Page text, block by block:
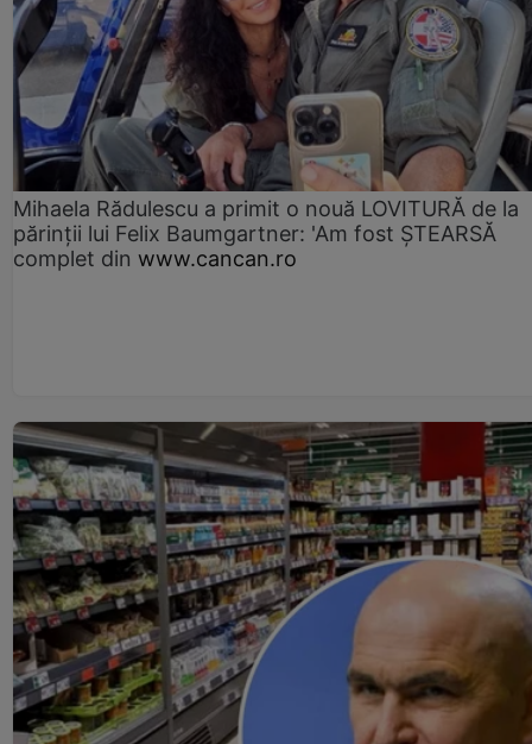
Mihaela Rădulescu a primit o nouă LOVITURĂ de la
părinții lui Felix Baumgartner: 'Am fost ȘTEARSĂ
complet din www.cancan.ro